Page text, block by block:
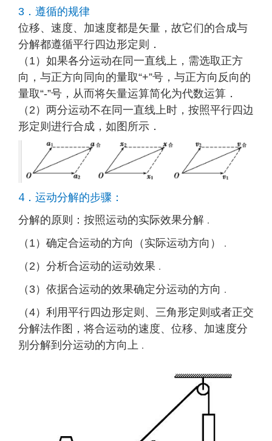
3．遵循的规律
位移、速度、加速度都是矢量，故它们的合成与
分解都遵循平行四边形定则．
（1）如果各分运动在同一直线上，需选取正方
向，与正方向同向的量取“+”号，与正方向反向的
量取“-”号，从而将矢量运算简化为代数运算．
（2）两分运动不在同一直线上时，按照平行四边
形定则进行合成，如图所示．
4 ．运动分解的步骤：
分解的原则：按照运动的实际效果分解 ．
（1）确定合运动的方向（实际运动方向） ．
（2）分析合运动的运动效果 ．
（3）依据合运动的效果确定分运动的方向 ．
（4）利用平行四边形定则、三角形定则或者正交
分解法作图，将合运动的速度、位移、加速度分
别分解到分运动的方向上 ．